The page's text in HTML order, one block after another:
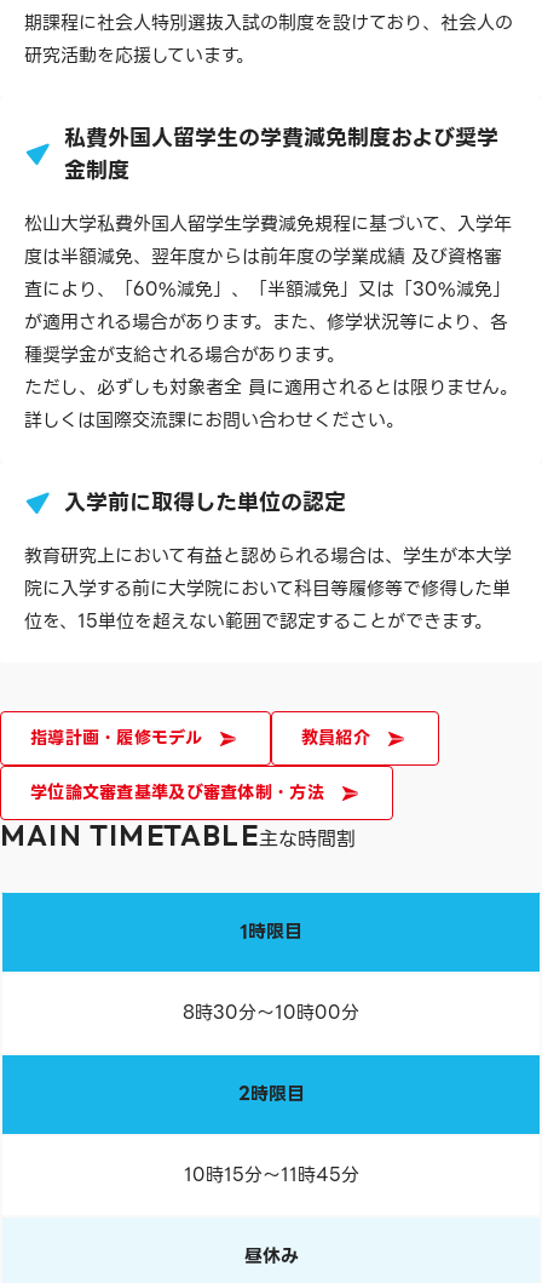
期課程に社会人特別選抜入試の制度を設けており、社会人の
研究活動を応援しています。
私費外国人留学生の学費減免制度および奨学
金制度
松山大学私費外国人留学生学費減免規程に基づいて、入学年
度は半額減免、翌年度からは前年度の学業成績 及び資格審
査により、「60%減免」、「半額減免」又は「30%減免」
が適用される場合があります。また、修学状況等により、各
種奨学金が支給される場合があります。
ただし、必ずしも対象者全 員に適用されるとは限りません。
詳しくは国際交流課にお問い合わせください。
入学前に取得した単位の認定
教育研究上において有益と認められる場合は、学生が本大学
院に入学する前に大学院において科目等履修等で修得した単
位を、15単位を超えない範囲で認定することができます。
指導計画・履修モデル 教員紹介
学位論文審査基準及び審査体制・方法
MAIN TIMETABLE主な時間割
1時限目
8時30分～10時00分
2時限目
10時15分～11時45分
昼休み